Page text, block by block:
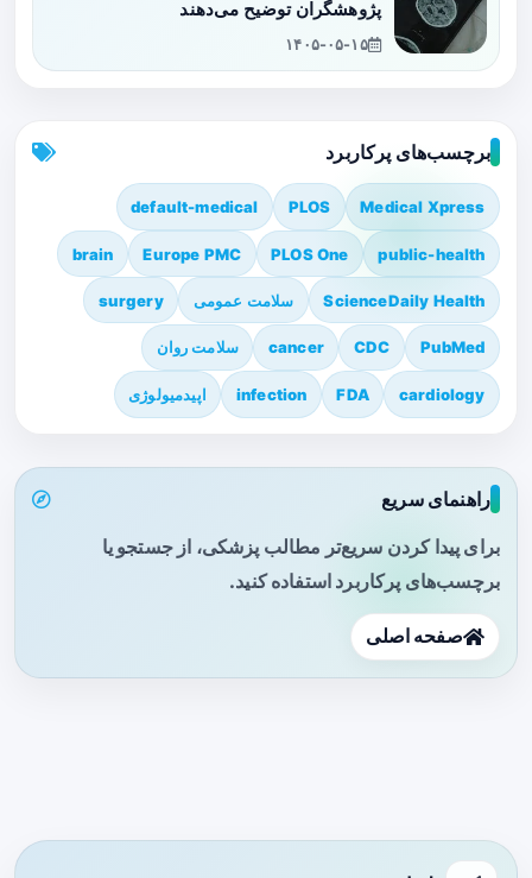
پژوهشگران توضیح می‌دهند
۱۴۰۵-۰۵-۱۵
برچسب‌های پرکاربرد
Medical Xpress
PLOS
default-medical
public-health
PLOS One
Europe PMC
brain
ScienceDaily Health سلامت عمومی surgery
PubMed
CDC
cancer سلامت روان
cardiology
FDA
infection اپیدمیولوژی
راهنمای سریع
برای پیدا کردن سریع‌تر مطالب پزشکی، از جستجو یا
برچسب‌های پرکاربرد استفاده کنید.
صفحه اصلی